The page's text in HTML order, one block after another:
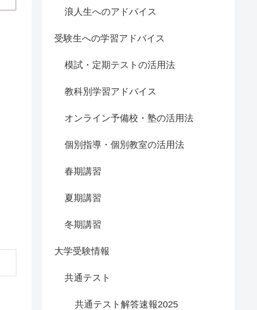
浪人生へのアドバイス
受験生への学習アドバイス
模試・定期テストの活用法
教科別学習アドバイス
オンライン予備校・塾の活用法
個別指導・個別教室の活用法
春期講習
夏期講習
冬期講習
大学受験情報
共通テスト
共通テスト解答速報2025